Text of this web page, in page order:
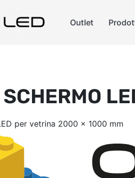
Outlet
SCHERMO